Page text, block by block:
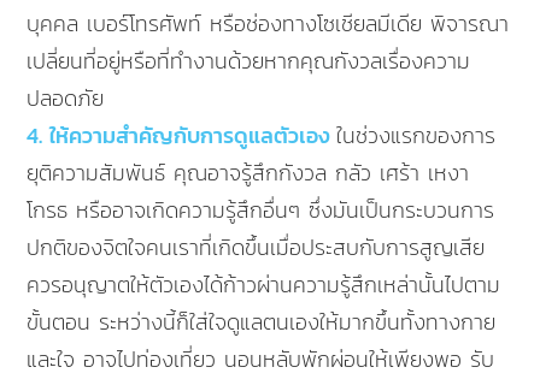
บุคคล เบอร์โทรศัพท์ หรือช่องทางโซเชียลมีเดีย พิจารณา
เปลี่ยนที่อยู่หรือที่ทำงานด้วยหากคุณกังวลเรื่องความ
ปลอดภัย
4. ให้ความสำคัญกับการดูแลตัวเองในช่วงแรกของการ
ยุติความสัมพันธ์ คุณอาจรู้สึกกังวล กลัว เศร้า เหงา
โกรธ หรืออาจเกิดความรู้สึกอื่นๆ ซึ่งมันเป็นกระบวนการ
ปกติของจิตใจคนเราที่เกิดขึ้นเมื่อประสบกับการสูญเสีย
ควรอนุญาตให้ตัวเองได้ก้าวผ่านความรู้สึกเหล่านั้นไปตาม
ขั้นตอน ระหว่างนี้ก็ใส่ใจดูแลตนเองให้มากขึ้นทั้งทางกาย
และใจ อาจไปท่องเที่ยว นอนหลับพักผ่อนให้เพียงพอ รับ